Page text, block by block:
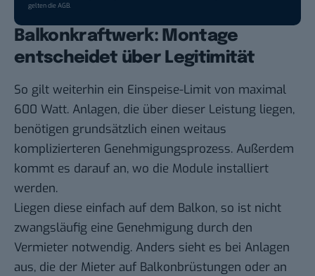
gelten dieAGB.
Balkonkraftwerk: Montage
entscheidet über Legitimität
So gilt weiterhin ein Einspeise-Limit von maximal
600 Watt. Anlagen, die über dieser Leistung liegen,
benötigen grundsätzlich einen weitaus
komplizierteren Genehmigungsprozess. Außerdem
kommt es darauf an, wo die Module installiert
werden.
Liegen diese einfach auf dem Balkon, so ist nicht
zwangsläufig eine Genehmigung durch den
Vermieter notwendig. Anders sieht es bei Anlagen
aus, die der Mieter auf Balkonbrüstungen oder an